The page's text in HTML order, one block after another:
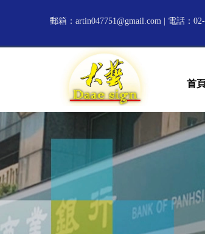
郵箱： artin047751@gmail.com | 電話：
首